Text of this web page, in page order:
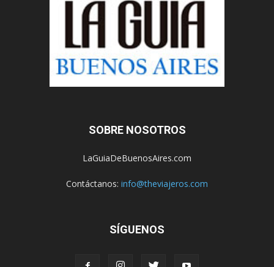
SOBRE NOSOTROS
LaGuiaDeBuenosAires.com
Contáctanos: info@theviajeros.com
SÍGUENOS